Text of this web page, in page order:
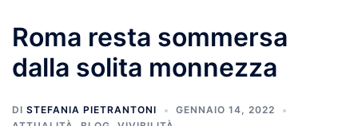
Roma resta sommersa
dalla solita monnezza
DI STEFANIA PIETRANTONI
GENNAIO 14, 2022